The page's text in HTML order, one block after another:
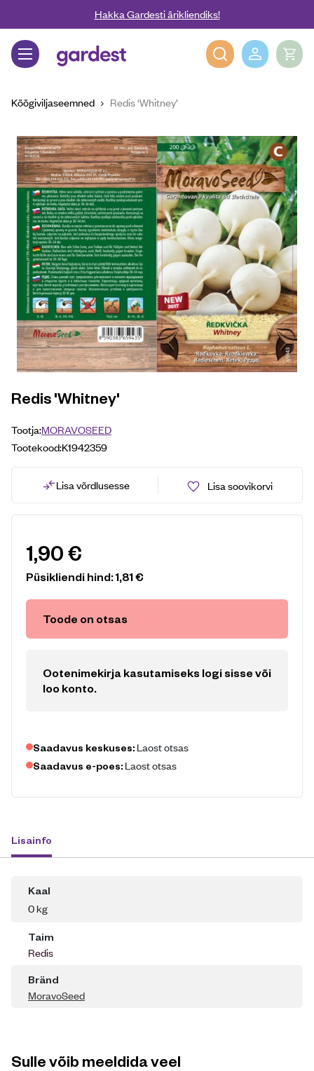
Liigu edasi põhisisu juurdeHakka Gardesti ärikliendiks!
Gardest
Köögiviljaseemned Redis ‘Whitney’
Redis 'Whitney'
Tootja:MORAVOSEED
Tootekood:K1942359
Lisa võrdlusesse Lisa soovikorvi
1,90€
Püsikliendi hind:1,81€
Toode on otsas
Ootenimekirja kasutamiseks logi sisse või
loo konto.
Saadavus keskuses: Laost otsas
Saadavus e-poes: Laost otsas
Lisainfo
Kaal
0 kg
Taim
Redis
Bränd
MoravoSeed
Sulle võib meeldida veel